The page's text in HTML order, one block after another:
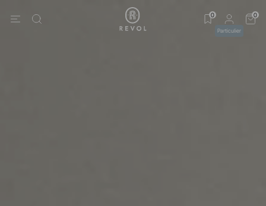
Particulier
0 0